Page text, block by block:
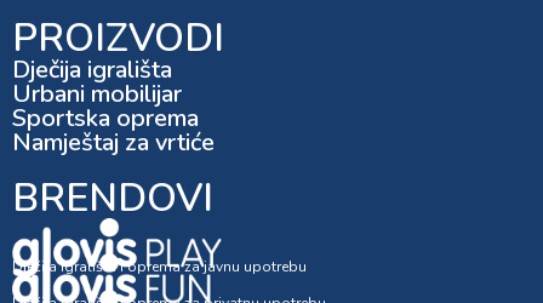
PROIZVODI
Dječija igrališta
Urbani mobilijar
Sportska oprema
Namještaj za vrtiće
BRENDOVI
Dječija igrališta i oprema za javnu upotrebu